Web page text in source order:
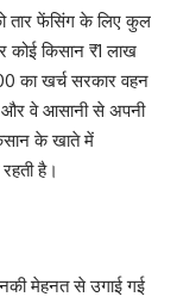
तार फेंसिंग के लिए कुल
कोई किसान ₹1 लाख
का खर्च सरकार वहन
और वे आसानी से अपनी
के खाते में
है।
मेहनत से उगाई गई